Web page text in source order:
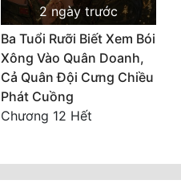
2 ngày trước
Ba Tuổi Rưỡi Biết Xem Bói
Xông Vào Quân Doanh,
Cả Quân Đội Cưng Chiều
Phát Cuồng
Chương 12 Hết